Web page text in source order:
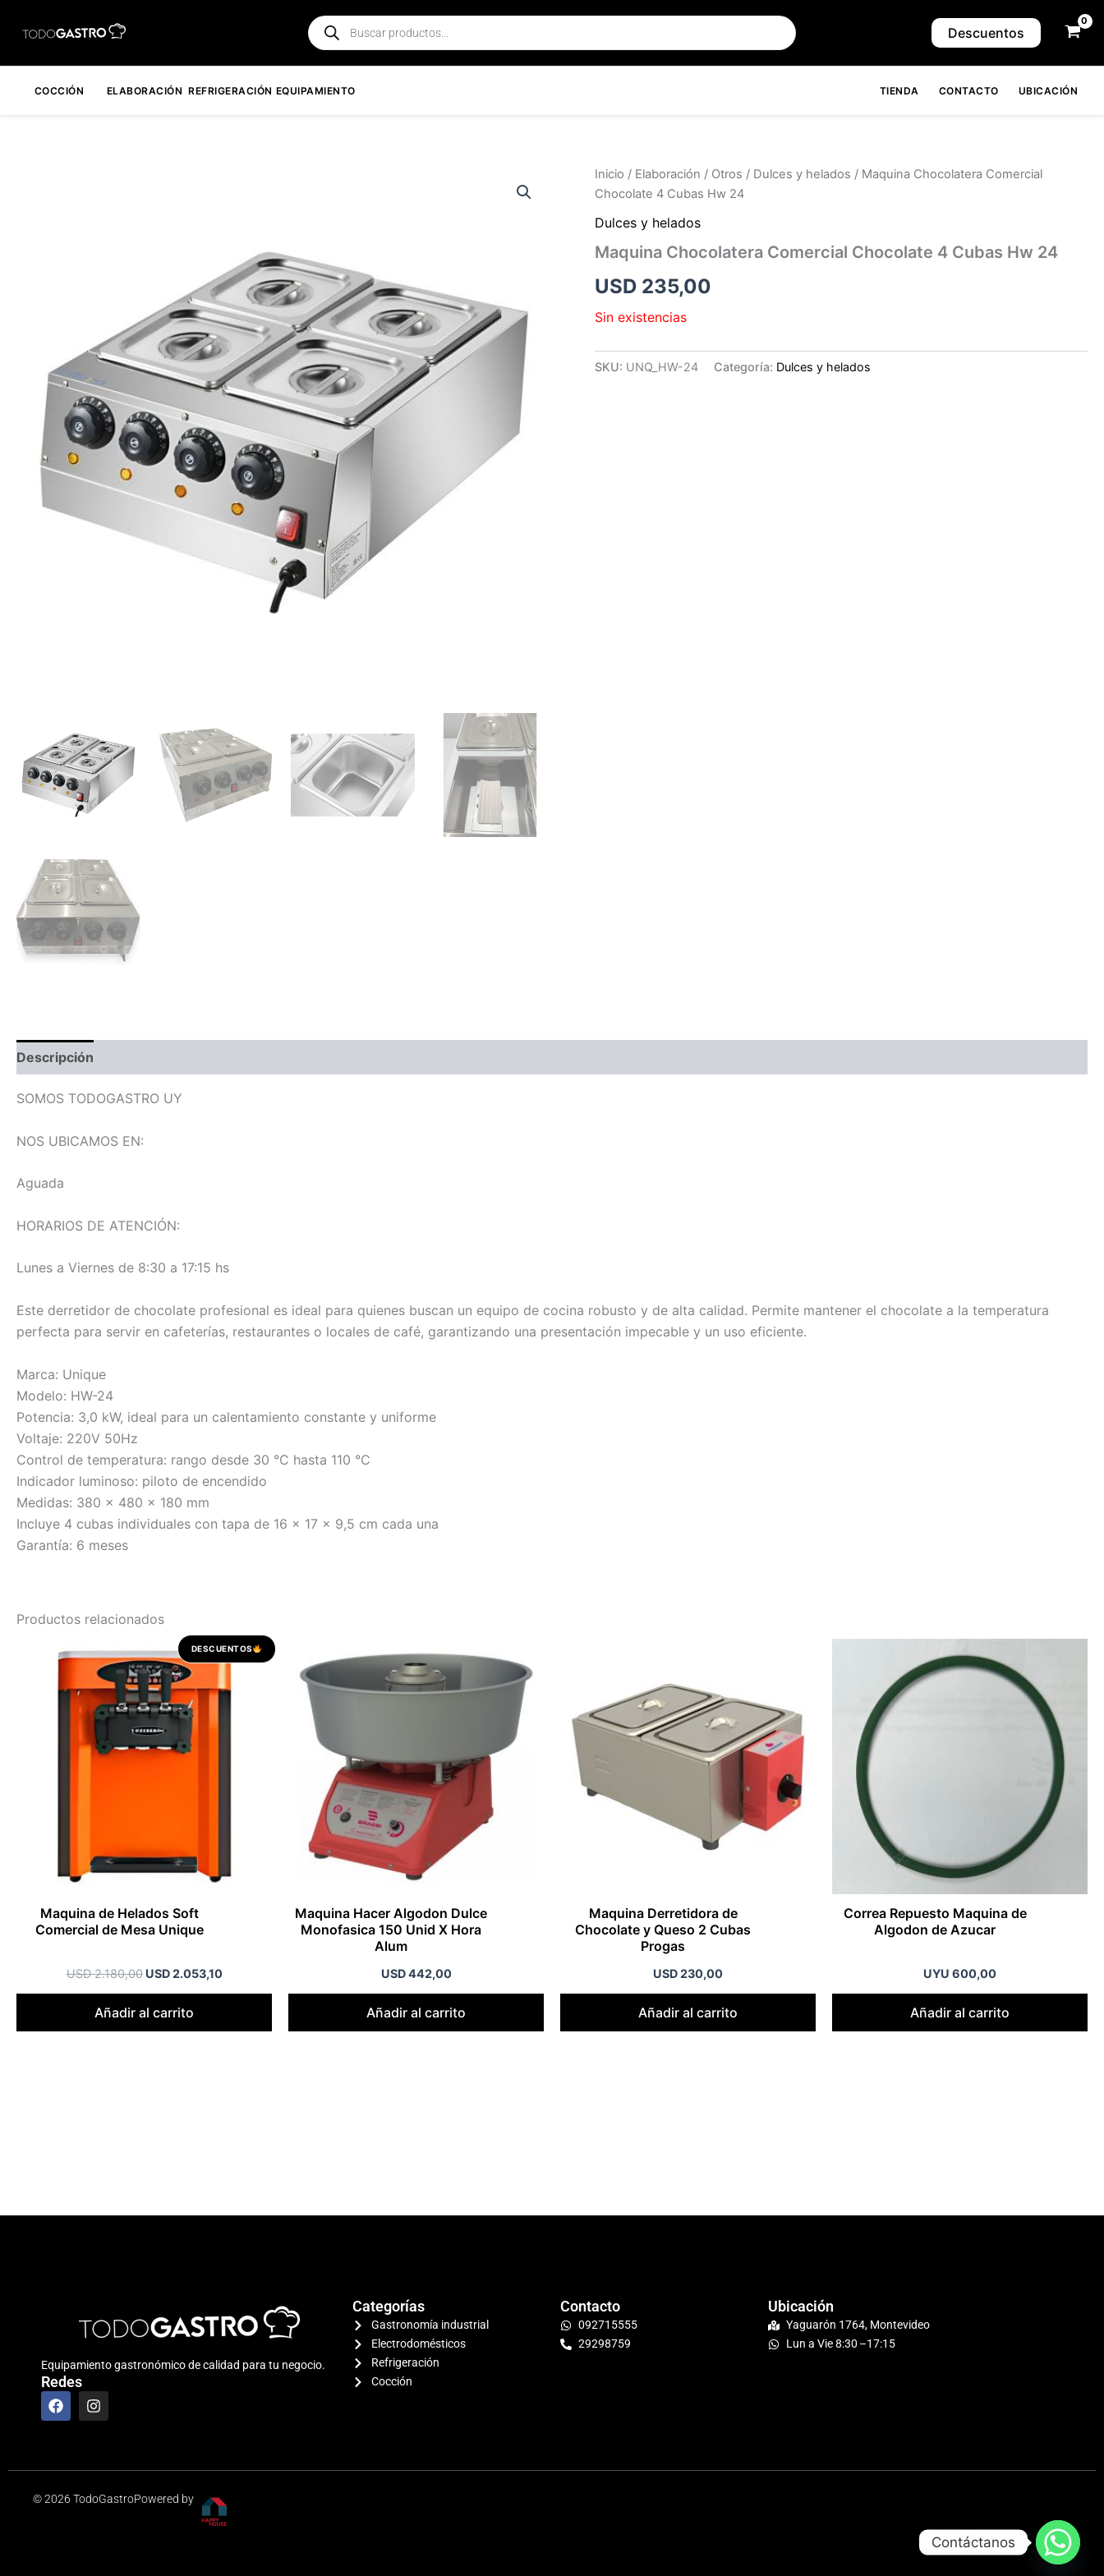
Búsqueda
de
productos
Descuentos
COCCIÓN ELABORACIÓN REFRIGERACIÓN EQUIPAMIENTO TIENDA CONTACTO UBICACIÓN
Inicio / Elaboración / Otros / Dulces y helados / Maquina Chocolatera Comercial
Chocolate 4 Cubas Hw 24
Dulces y helados
Maquina Chocolatera Comercial Chocolate 4 Cubas Hw 24
USD 235,00
Sin existencias
SKU: UNQ_HW-24 Categoría: Dulces y helados
Descripción
SOMOS TODOGASTRO UY
NOS UBICAMOS EN:
Aguada
HORARIOS DE ATENCIÓN:
Lunes a Viernes de 8:30 a 17:15 hs
Este derretidor de chocolate profesional es ideal para quienes buscan un equipo de cocina robusto y de alta calidad. Permite mantener el chocolate a la temperatura
perfecta para servir en cafeterías, restaurantes o locales de café, garantizando una presentación impecable y un uso eficiente.
Marca: Unique
Modelo: HW-24
Potencia: 3,0 kW, ideal para un calentamiento constante y uniforme
Voltaje: 220V 50Hz
Control de temperatura: rango desde 30 °C hasta 110 °C
Indicador luminoso: piloto de encendido
Medidas: 380 x 480 x 180 mm
Incluye 4 cubas individuales con tapa de 16 x 17 x 9,5 cm cada una
Garantía: 6 meses
Productos relacionados
DESCUENTOS
Maquina de Helados Soft
Comercial de Mesa Unique
USD2.180,00
precio
original
era:
USD 2.180,00.
USD2.053,10
El
precio
es:
Añadir al carrito
Maquina Hacer Algodon Dulce
Monofasica 150 Unid X Hora
Alum
USD442,00
Añadir al carrito
Maquina Derretidora de
Chocolate y Queso 2 Cubas
Progas
USD230,00
Añadir al carrito
Correa Repuesto Maquina de
Algodon de Azucar
UYU 600,00
Añadir al carrito
Equipamiento gastronómico de calidad para tu negocio.
Redes
F
a
o
k
I
n
g
a
Categorías
Gastronomía industrial
Electrodomésticos
Refrigeración
Cocción
Contacto
092715555
29298759
Ubicación
Yaguarón 1764, Montevideo
Lun a Vie 8:30 –17:15
© 2026 TodoGastroPowered by
Contáctanos